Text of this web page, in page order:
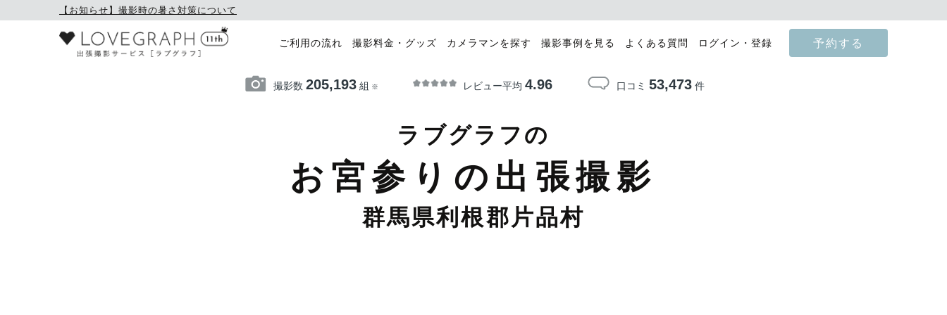
【お知らせ】撮影時の暑さ対策について
ご利用の流れ 撮影料金・グッズ カメラマンを探す 撮影事例を見る よくある質問 ログイン・登録 予約する
撮影数 205,193組 ※ レビュー平均 4.96 口コミ 53,473件
ラブグラフの
お宮参りの出張撮影
群馬県利根郡片品村